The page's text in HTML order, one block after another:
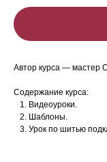
Автор курса — мастер
Содержание курса:
Видеоуроки.
Шаблоны.
Урок по шитью